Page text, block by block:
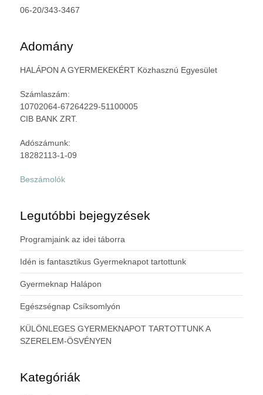
06-20/343-3467
Adomány
HALÁPON A GYERMEKEKÉRT Közhasznú Egyesület
Számlaszám:
10702064-67264229-51100005
CIB BANK ZRT.
Adószámunk:
18282113-1-09
Beszámolók
Legutóbbi bejegyzések
Programjaink az idei táborra
Idén is fantasztikus Gyermeknapot tartottunk
Gyermeknap Halápon
Egészségnap Csíksomlyón
KÜLÖNLEGES GYERMEKNAPOT TARTOTTUNK A
SZERELEM-ÖSVÉNYEN
Kategóriák